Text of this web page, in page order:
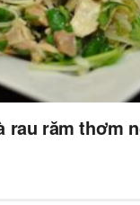
rau răm thơm